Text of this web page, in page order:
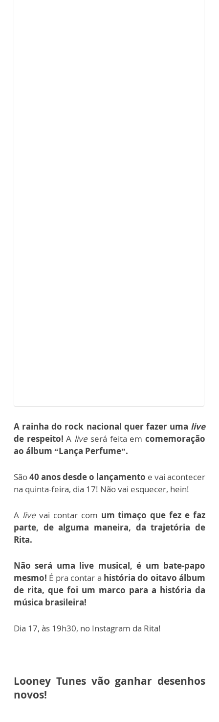
A rainha do rock nacional quer fazer uma live
de respeito!A live será feita emcomemoração
ao álbum “Lança Perfume”.
São40 anos desde o lançamento e vai acontecer
na quinta-feira, dia 17! Não vai esquecer, hein!
A live vai contar com um timaço que fez e faz
parte, de alguma maneira, da trajetória de
Rita.
Não será uma live musical, é um bate-papo
mesmo! É pra contar a história do oitavo álbum
de rita, que foi um marco para a história da
música brasileira!
Dia 17, às 19h30, no Instagram da Rita!
Looney Tunes vão ganhar desenhos
novos!